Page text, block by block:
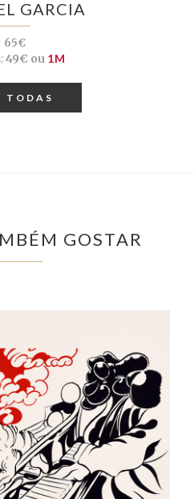
GARCIA
65€
49€ ou 1M
TODAS
GOSTAR